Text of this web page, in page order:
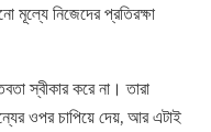
মূল্যে নিজেদের প্রতিরক্ষা
স্বীকার করে না। তারা
ওপর চাপিয়ে দেয়, আর এটাই